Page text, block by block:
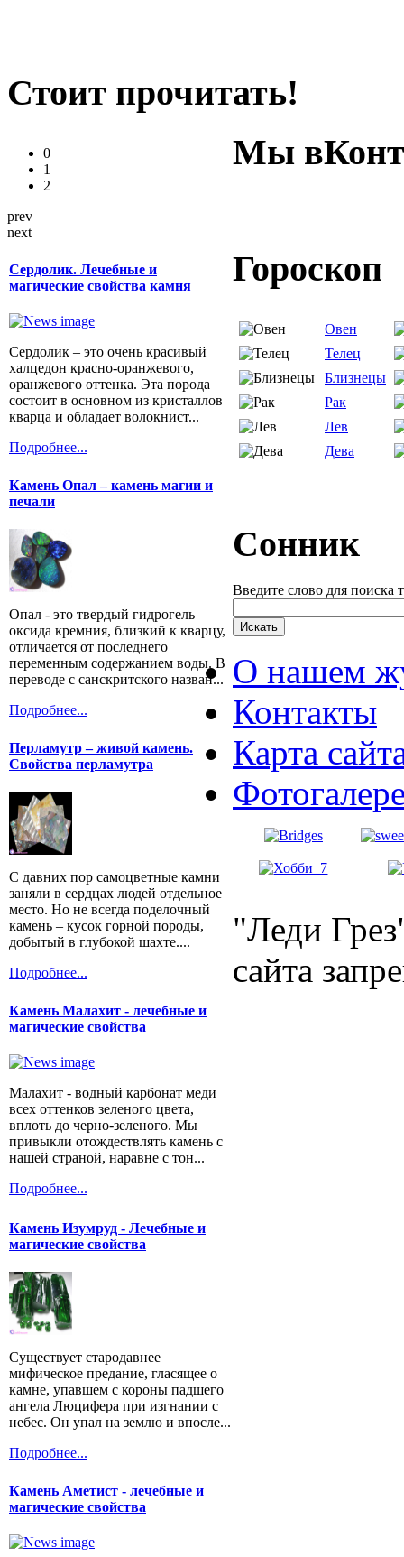
Стоит прочитать!
0
1
2
prev
next
Сердолик. Лечебные и
магические свойства камня
Сердолик – это очень красивый
халцедон красно-оранжевого,
оранжевого оттенка. Эта порода
состоит в основном из кристаллов
кварца и обладает волокнист...
Подробнее...
Камень Опал – камень магии и
печали
Опал - это твердый гидрогель
оксида кремния, близкий к кварцу,
отличается от последнего
переменным содержанием воды. В
переводе с санскритского назван...
Подробнее...
Перламутр – живой камень.
Свойства перламутра
С давних пор самоцветные камни
заняли в сердцах людей отдельное
место. Но не всегда поделочный
камень – кусок горной породы,
добытый в глубокой шахте....
Подробнее...
Камень Малахит - лечебные и
магические свойства
Малахит - водный карбонат меди
всех оттенков зеленого цвета,
вплоть до черно-зеленого. Мы
привыкли отождествлять камень с
нашей страной, наравне с тон...
Подробнее...
Камень Изумруд - Лечебные и
магические свойства
Существует стародавнее
мифическое предание, гласящее о
камне, упавшем с короны падшего
ангела Люцифера при изгнании с
небес. Он упал на землю и впосле...
Подробнее...
Камень Аметист - лечебные и
магические свойства
Мы
Гороскоп
Овен
Телец
Близнецы
Рак
Лев
Дева
Сонник
Введите слово для поиска
О нашем
Контакты
Карта
"Леди
сайта